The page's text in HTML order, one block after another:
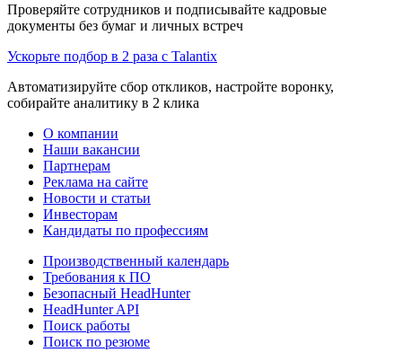
Проверяйте сотрудников и подписывайте кадровые
документы без бумаг и личных встреч
Ускорьте подбор в 2 раза с Talantix
Автоматизируйте сбор откликов, настройте воронку,
собирайте аналитику в 2 клика
О компании
Наши вакансии
Партнерам
Реклама на сайте
Новости и статьи
Инвесторам
Кандидаты по профессиям
Производственный календарь
Требования к ПО
Безопасный HeadHunter
HeadHunter API
Поиск работы
Поиск по резюме